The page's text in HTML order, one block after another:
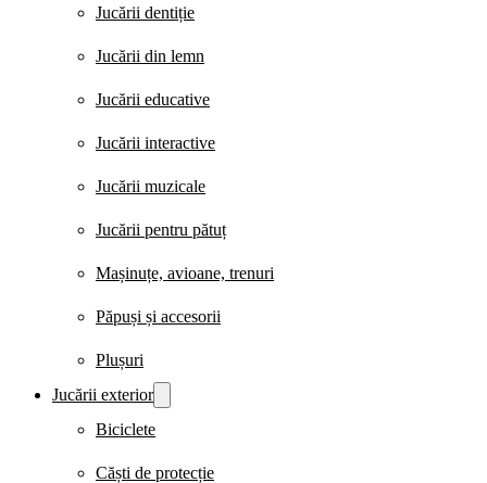
Jucării dentiție
Jucării din lemn
Jucării educative
Jucării interactive
Jucării muzicale
Jucării pentru pătuț
Mașinuțe, avioane, trenuri
Păpuși și accesorii
Plușuri
Jucării exterior
Biciclete
Căști de protecție